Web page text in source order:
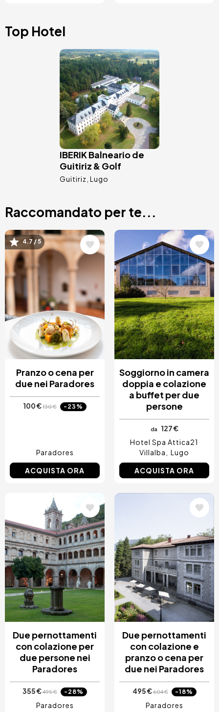
Top Hotel
Immagine
IBERIK Balneario de
Guitiriz & Golf
Guitiriz Lugo
Raccomandato per te...
Immagine
4.7 / 5
Pranzo o cena per
due nei Paradores
100 €130 € -23%
Paradores
ACQUISTA ORA
Immagine
Soggiorno in camera
doppia e colazione
a buffet per due
persone
da
127 €
Hotel Spa Attica21
Villalba
Lugo
ACQUISTA ORA
Immagine
Due pernottamenti
con colazione per
due persone nei
Paradores
355 €495 € -28%
Paradores
Due pernottamenti
con colazione e
pranzo o cena per
due nei Paradores
495 €604 € -18%
Paradores